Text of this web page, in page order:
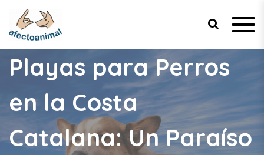
Afecto Animal
Tu sitio de confianza para el
bienestar de tus mascotas.
Playas para Perros
en la Costa
Catalana: Un Paraíso